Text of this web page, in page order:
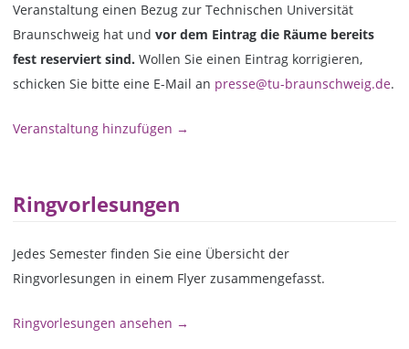
Veranstaltung einen Bezug zur Technischen Universität
Braunschweig hat undvor dem Eintrag die Räume bereits
fest reserviert sind. Wollen Sie einen Eintrag korrigieren,
schicken Sie bitte eine E-Mail an presse@tu-braunschweig.de.
Veranstaltung hinzufügen →
Ringvorlesungen
Jedes Semester finden Sie eine Übersicht der
Ringvorlesungen in einem Flyer zusammengefasst.
Ringvorlesungen ansehen →